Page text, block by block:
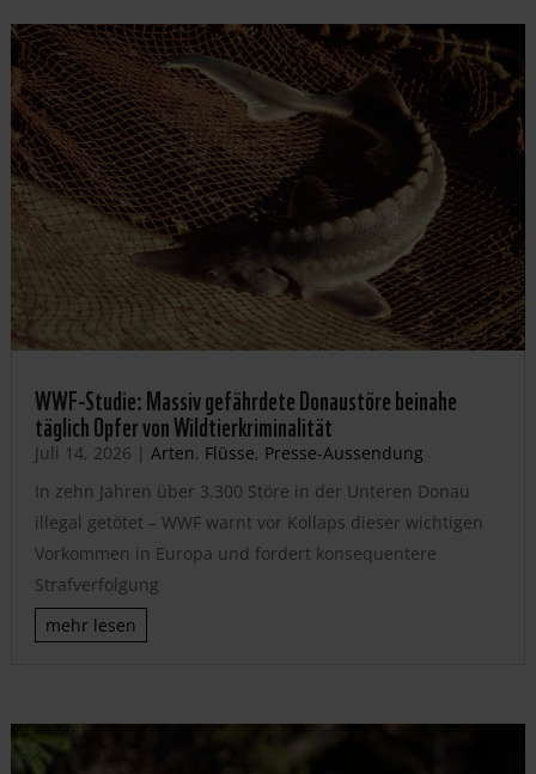
WWF-Studie: Massiv gefährdete Donaustöre beinahe
täglich Opfer von Wildtierkriminalität
Juli 14, 2026 | Arten, Flüsse, Presse-Aussendung
In zehn Jahren über 3.300 Störe in der Unteren Donau
illegal getötet – WWF warnt vor Kollaps dieser wichtigen
Vorkommen in Europa und fordert konsequentere
Strafverfolgung
mehr lesen